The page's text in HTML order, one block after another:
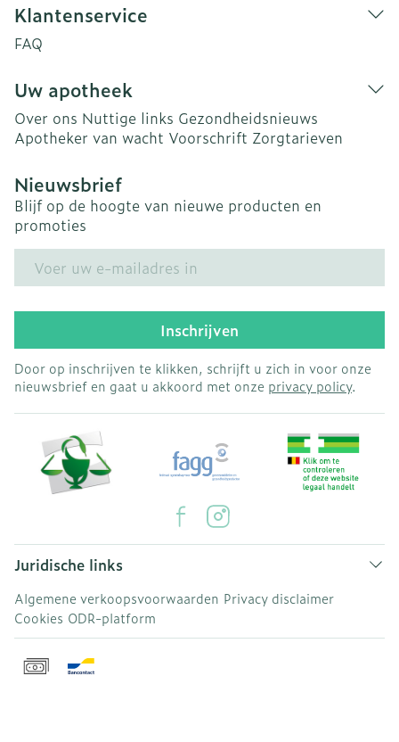
Klantenservice
FAQ
Uw apotheek
Over ons Nuttige links Gezondheidsnieuws
Apotheker van wacht Voorschrift Zorgtarieven
Nieuwsbrief
Blijf op de hoogte van nieuwe producten en
promoties
Inschrijven
Door op inschrijven te klikken, schrijft u zich in voor onze
nieuwsbrief en gaat u akkoord met onze privacy policy.
Juridische links
Algemene verkoopsvoorwaarden Privacy disclaimer
Cookies ODR-platform